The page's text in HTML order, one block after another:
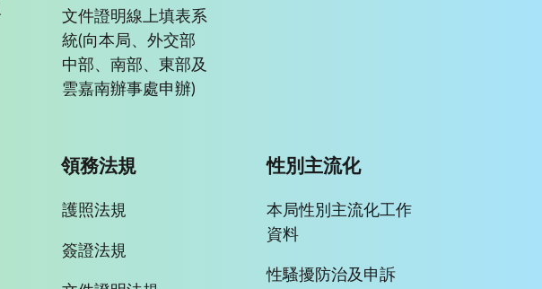
文件證明線上填表系
統(向本局、外交部
中部、南部、東部及
雲嘉南辦事處申辦)
領務法規
護照法規
簽證法規
性別主流化
本局性別主流化工作
資料
性騷擾防治及申訴